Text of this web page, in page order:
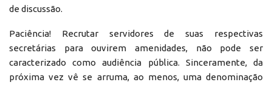
de discussão.
Paciência! Recrutar servidores de suas respectivas
secretárias para ouvirem amenidades, não pode ser
caracterizado como audiência pública. Sinceramente, da
próxima vez vê se arruma, ao menos, uma denominação